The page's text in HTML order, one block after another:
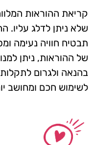
קריאת ההוראות
שלא ניתן לדלג עליו.
תבטיח חוויה נעימה
של ההוראות, ניתן
בהנאה ולגרום
לשימוש חכם ומחושב